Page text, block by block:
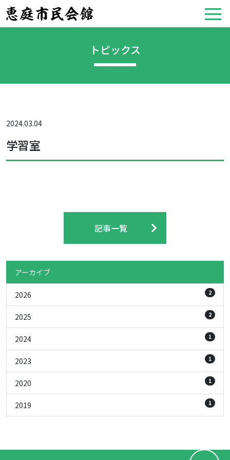
トピックス
2024.03.04
学習室
記事一覧
アーカイブ
2026 2
2025 2
2024 1
2023 1
2020 1
2019 1